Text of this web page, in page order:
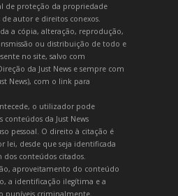
de proteção da propriedade
autor e direitos conexos.
a cópia, alteração, reprodução,
ou distribuição de todo e
no site, salvo com
da Just News e sempre com
News), com o link para
o utilizador pode
conteúdos da Just News
pessoal. O direito à citação é
desde que seja identificada
conteúdos citados.
aproveitamento do conteúdo
a identificação ilegítima e a
puníveis criminalmente.